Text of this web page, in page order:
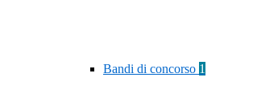
Bandi di concorso 1